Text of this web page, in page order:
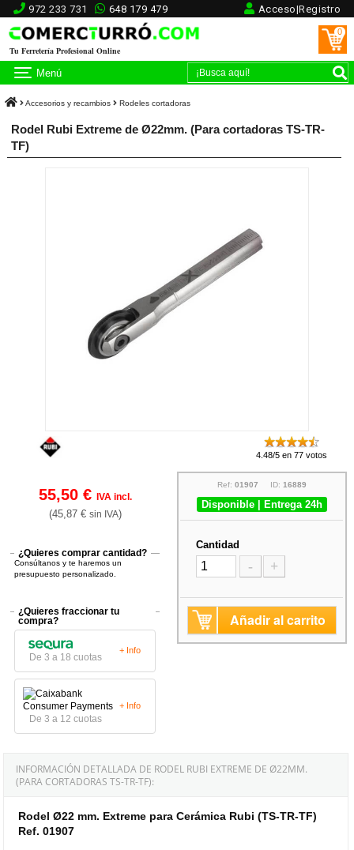
972 233 731 648 179 479 Acceso|Registro
Tu Ferretería Profesional Online
0
Menú
Accesorios y recambios Rodeles cortadoras
Rodel Rubi Extreme de Ø22mm. (Para cortadoras TS-TR-
TF)
4.48/5 en 77 votos
55,50 € IVA incl.
(45,87 € sin IVA)
¿Quieres comprar cantidad?
Consúltanos y te haremos un
presupuesto personalizado.
¿Quieres fraccionar tu
compra?
De 3 a 18 cuotas
+ Info
De 3 a 12 cuotas
+ Info
Ref: 01907 ID: 16889
Disponible | Entrega 24h
Cantidad
- +
Añadir al carrito
INFORMACIÓN DETALLADA DE RODEL RUBI EXTREME DE Ø22MM.
(PARA CORTADORAS TS-TR-TF):
Rodel Ø22 mm. Extreme para Cerámica Rubi (TS-TR-TF)
Ref. 01907